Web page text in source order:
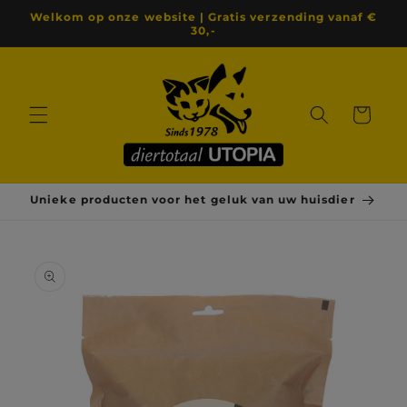
naar de
Welkom op onze website | Gratis verzending vanaf €
30,-
Winkelwagen
Unieke producten voor het geluk van uw huisdier